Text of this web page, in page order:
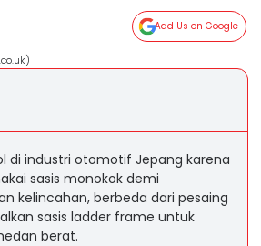
Add Us on Google
di industri otomotif Jepang karena
sasis monokok demi
kelincahan, berbeda dari pesaing
sasis ladder frame untuk
berat.